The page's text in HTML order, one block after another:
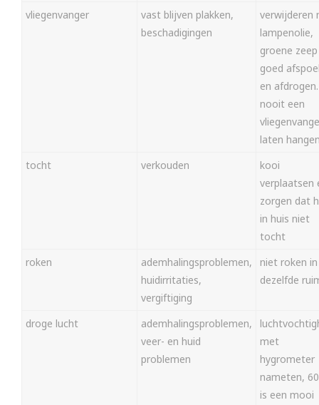
vliegenvanger
vast blijven plakken,
beschadigingen
verwijderen
lampenolie,
groene
goed
en afdrogen.
nooit een
laten
tocht
verkouden
kooi
verplaatsen
zorgen dat
in huis niet
tocht
roken
ademhalingsproblemen,
huidirritaties,
vergiftiging
niet roken in
dezelfde
droge lucht
ademhalingsproblemen,
veer- en huid
problemen
met
hygrometer
nameten,
is een mooi